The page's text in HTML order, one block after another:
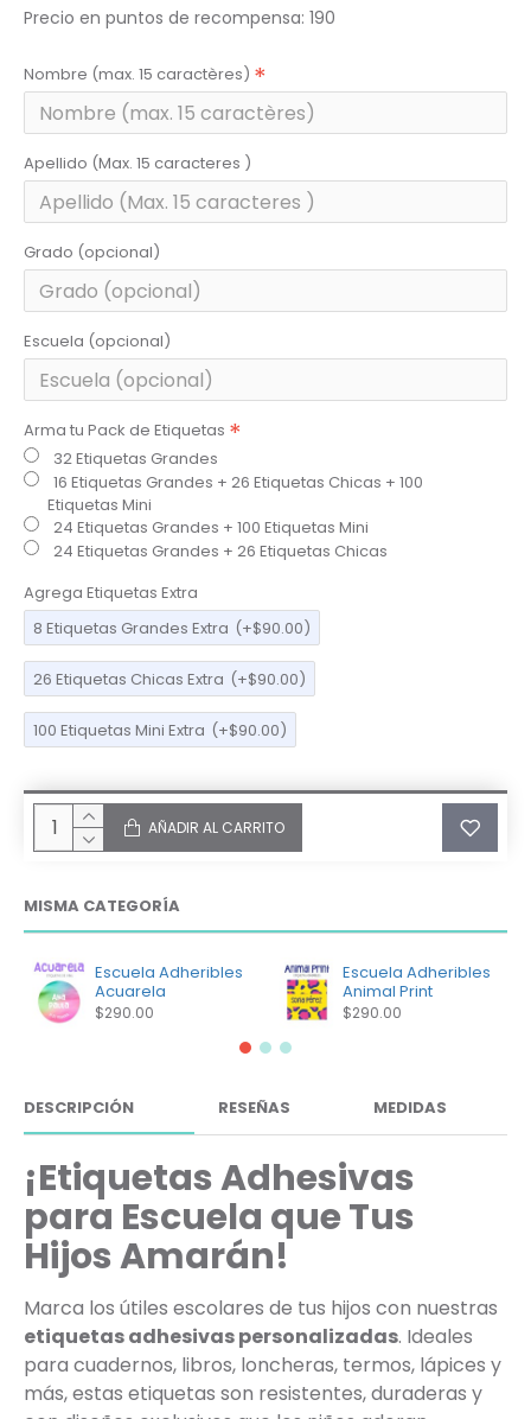
Precio en puntos de recompensa: 190
Nombre (max. 15 caractères)
Apellido (Max. 15 caracteres )
Grado (opcional)
Escuela (opcional)
Arma tu Pack de Etiquetas
32 Etiquetas Grandes
16 Etiquetas Grandes + 26 Etiquetas Chicas + 100
Etiquetas Mini
24 Etiquetas Grandes + 100 Etiquetas Mini
24 Etiquetas Grandes + 26 Etiquetas Chicas
Agrega Etiquetas Extra
8 Etiquetas Grandes Extra (+$90.00)
26 Etiquetas Chicas Extra (+$90.00)
100 Etiquetas Mini Extra (+$90.00)
AÑADIR AL CARRITO
MISMA CATEGORÍA
Escuela Adheribles
Acuarela
$290.00
Escuela Adheribles
Animal Print
$290.00
DESCRIPCIÓN RESEÑAS MEDIDAS
¡Etiquetas Adhesivas
para Escuela que Tus
Hijos Amarán!
Marca los útiles escolares de tus hijos con nuestras
etiquetas adhesivas personalizadas. Ideales
para cuadernos, libros, loncheras, termos, lápices y
más, estas etiquetas son resistentes, duraderas y